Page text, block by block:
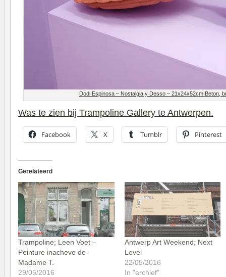
Dodi Espinosa – Nostalgia y Desso – 21x24x52cm Beton,
Was te zien bij Trampoline Gallery te Antwerpen.
Facebook X Tumblr Pinterest
Gerelateerd
Trampoline; Leen Voet –
Peinture inacheve de
Madame T.
29/05/2016
Antwerp Art Weekend; Next
Level
22/05/2016
In "archief"